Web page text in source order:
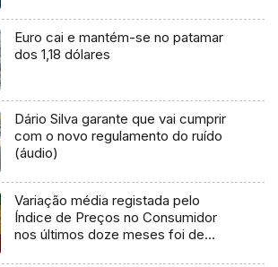
Euro cai e mantém-se no patamar
dos 1,18 dólares
Dário Silva garante que vai cumprir
com o novo regulamento do ruído
(áudio)
Variação média registada pelo
Índice de Preços no Consumidor
nos últimos doze meses foi de